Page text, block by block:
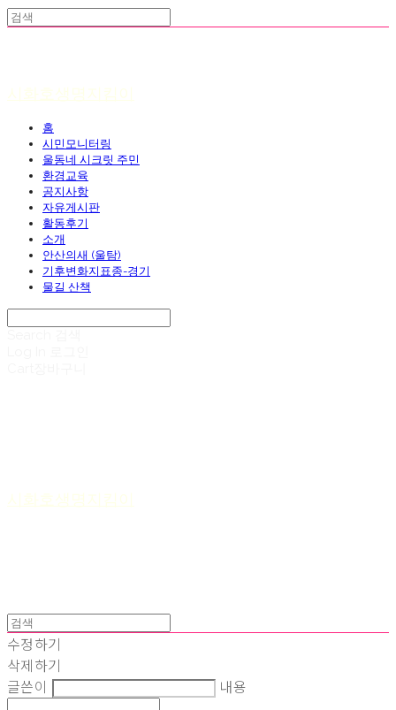
시화호생명지킴이
홈
시민모니터링
울동네 시크릿 주민
환경교육
공지사항
자유게시판
활동후기
소개
안산의새 (울탐)
기후변화지표종-경기
물길 산책
시화호생명지킴이
수정하기
삭제하기
글쓴이
내용